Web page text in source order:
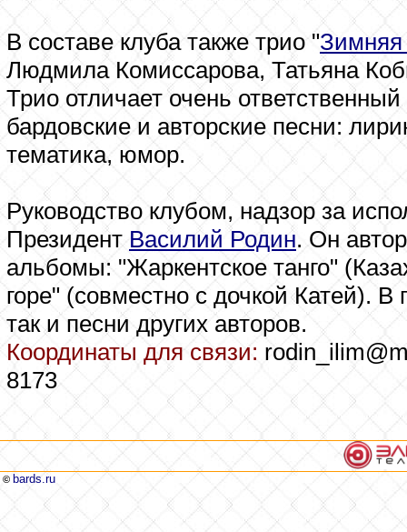
В составе клуба также трио "
Людмила Комиссарова, Татьяна
Трио отличает очень
бардовские и авторские песни:
тематика, юмор.
Руководство клубом, надзор за
Президент Василий Родин. Он
альбомы: "Жаркентское танго"
горе" (совместно с дочкой Катей).
так и песни других авторов.
Координаты для связи:
8173
© bards.ru